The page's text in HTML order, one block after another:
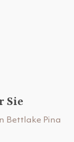
Sie